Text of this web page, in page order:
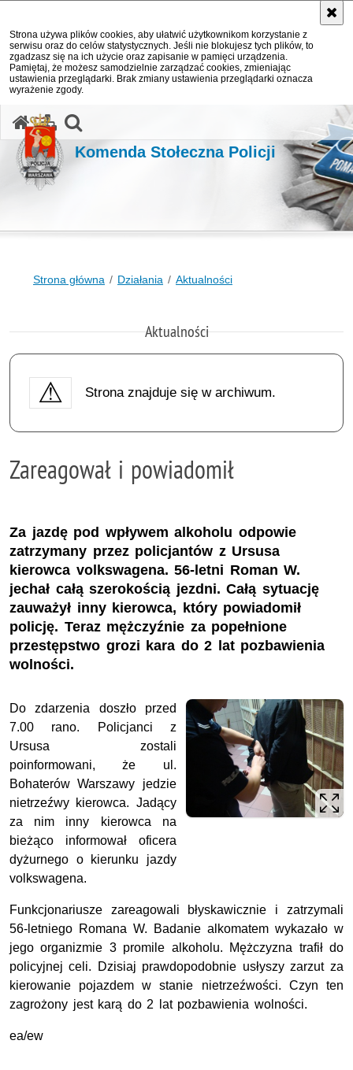
Strona używa plików cookies, aby ułatwić użytkownikom korzystanie z
serwisu oraz do celów statystycznych. Jeśli nie blokujesz tych plików, to
zgadzasz się na ich użycie oraz zapisanie w pamięci urządzenia.
Pamiętaj, że możesz samodzielnie zarządzać cookies, zmieniając
ustawienia przeglądarki. Brak zmiany ustawienia przeglądarki oznacza
wyrażenie zgody.
Komenda Stołeczna Policji
Strona główna Działania Aktualności
Aktualności
Strona znajduje się w archiwum.
Zareagował i powiadomił
Za jazdę pod wpływem alkoholu odpowie
zatrzymany przez policjantów z Ursusa
kierowca volkswagena. 56-letni Roman W.
jechał całą szerokością jezdni. Całą sytuację
zauważył inny kierowca, który powiadomił
policję. Teraz mężczyźnie za popełnione
przestępstwo grozi kara do 2 lat pozbawienia
wolności.
Do zdarzenia doszło przed
7.00 rano. Policjanci z
Ursusa zostali
poinformowani, że ul.
Bohaterów Warszawy jedzie
nietrzeźwy kierowca. Jadący
za nim inny kierowca na
bieżąco informował oficera
dyżurnego o kierunku jazdy
volkswagena.
Funkcjonariusze zareagowali błyskawicznie i zatrzymali
56-letniego Romana W. Badanie alkomatem wykazało w
jego organizmie 3 promile alkoholu. Mężczyzna trafił do
policyjnej celi. Dzisiaj prawdopodobnie usłyszy zarzut za
kierowanie pojazdem w stanie nietrzeźwości. Czyn ten
zagrożony jest karą do 2 lat pozbawienia wolności.
ea/ew